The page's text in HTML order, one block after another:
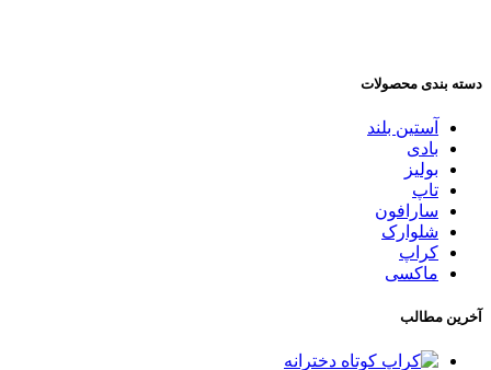
دسته بندی محصولات
آستین بلند
بادی
بولیز
تاپ
سارافون
شلوارک
کراپ
ماکسی
آخرین مطالب